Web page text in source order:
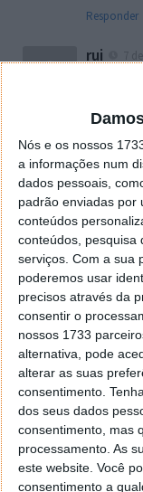
Nós e os nossos
a informações num
dados pessoais,
padrão enviadas por
conteúdos
conteúdos, pesquisa
serviços. Com a sua
poderemos usar
precisos através da
consentir o
nossos 1733
alternativa, pode
alterar as suas
consentimento.
dos seus dados
consentimento, mas
processamento. As
este website. Você
consentimento a
Responder
rui
o firefox
tentei
firefox
Responder
Vítor M.
@Reporter
Desculpa
o MSn
Responder
Vítor M.
@Rui
Tens de
janela
rato faz
clica no